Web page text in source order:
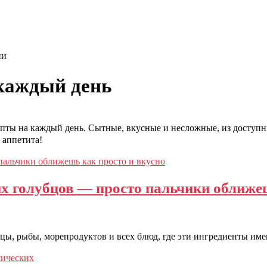
день
на каждый день. Сытные, вкусные и несложные, из
голубцов — просто пальчики
рыбы, морепродуктов и всех блюд, где эти ингредиенты